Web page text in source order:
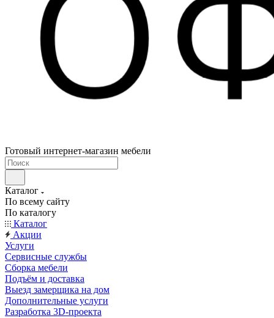
Готовый интернет-магазин мебели
Каталог
По всему сайту
По каталогу
Каталог
Акции
Услуги
Сервисные службы
Сборка мебели
Подъём и доставка
Выезд замерщика на дом
Дополнительные услуги
Разработка 3D-проекта